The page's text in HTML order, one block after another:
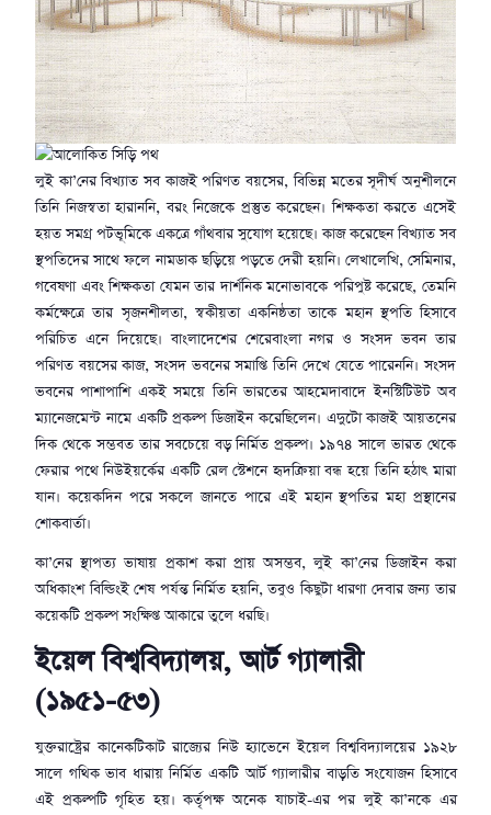
লুই কা’নের বিখ্যাত সব কাজই পরিণত বয়সের, বিভিন্ন মতের সূদীর্ঘ অনুশীলনে
তিনি নিজস্বতা হারাননি, বরং নিজেকে প্রস্তুত করেছেন। শিক্ষকতা করতে এসেই
হয়ত সমগ্র পটভূমিকে একত্রে গাঁথবার সুযোগ হয়েছে। কাজ করেছেন বিখ্যাত সব
স্থপতিদের সাথে ফলে নামডাক ছড়িয়ে পড়তে দেরী হয়নি। লেখালেখি, সেমিনার,
গবেষণা এবং শিক্ষকতা যেমন তার দার্শনিক মনোভাবকে পরিপুষ্ট করেছে, তেমনি
কর্মক্ষেত্রে তার সৃজনশীলতা, স্বকীয়তা একনিষ্ঠতা তাকে মহান স্থপতি হিসাবে
পরিচিত এনে দিয়েছে। বাংলাদেশের শেরেবাংলা নগর ও সংসদ ভবন তার
পরিণত বয়সের কাজ, সংসদ ভবনের সমাপ্তি তিনি দেখে যেতে পারেননি। সংসদ
ভবনের পাশাপাশি একই সময়ে তিনি ভারতের আহমেদাবাদে ইনস্টিটিউট অব
ম্যানেজমেন্ট নামে একটি প্রকল্প ডিজাইন করেছিলেন। এদুটো কাজই আয়তনের
দিক থেকে সম্ভবত তার সবচেয়ে বড় নির্মিত প্রকল্প। ১৯৭৪ সালে ভারত থেকে
ফেরার পথে নিউইয়র্কের একটি রেল স্টেশনে হৃদক্রিয়া বন্ধ হয়ে তিনি হঠাৎ মারা
যান। কয়েকদিন পরে সকলে জানতে পারে এই মহান স্থপতির মহা প্রস্থানের
শোকবার্তা।
কা’নের স্থাপত্য ভাষায় প্রকাশ করা প্রায় অসম্ভব, লুই কা’নের ডিজাইন করা
অধিকাংশ বিল্ডিংই শেষ পর্যন্ত নির্মিত হয়নি, তবুও কিছুটা ধারণা দেবার জন্য তার
কয়েকটি প্রকল্প সংক্ষিপ্ত আকারে তুলে ধরছি।
ইয়েল বিশ্ববিদ্যালয়, আর্ট গ্যালারী
(১৯৫১-৫৩)
যুক্তরাষ্ট্রের কানেকটিকাট রাজ্যের নিউ হ্যাভেনে ইয়েল বিশ্ববিদ্যালয়ের ১৯২৮
সালে গথিক ভাব ধারায় নির্মিত একটি আর্ট গ্যালারীর বাড়তি সংযোজন হিসাবে
এই প্রকল্পটি গৃহিত হয়। কর্তৃপক্ষ অনেক যাচাই-এর পর লুই কা’নকে এর